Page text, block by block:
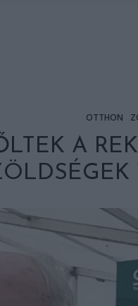
OTTHON
A